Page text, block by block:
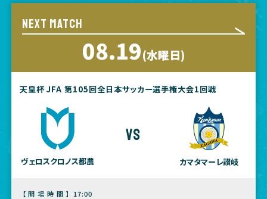
NEXT MATCH
08.19(水曜日)
天皇杯 JFA 第105回全日本サッカー選手権大会1回戦
ヴェロスクロノス都農
vs
カマタマーレ讃岐
【開場時間】
17:00